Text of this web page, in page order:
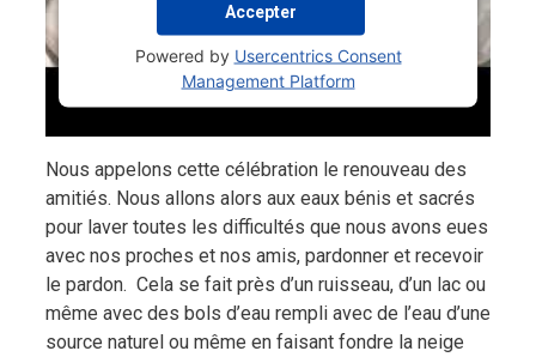
Accepter
Powered by Usercentrics Consent
Management Platform
Nous appelons cette célébration le renouveau des
amitiés. Nous allons alors aux eaux bénis et sacrés
pour laver toutes les difficultés que nous avons eues
avec nos proches et nos amis, pardonner et recevoir
le pardon. Cela se fait près d’un ruisseau, d’un lac ou
même avec des bols d’eau rempli avec de l’eau d’une
source naturel ou même en faisant fondre la neige